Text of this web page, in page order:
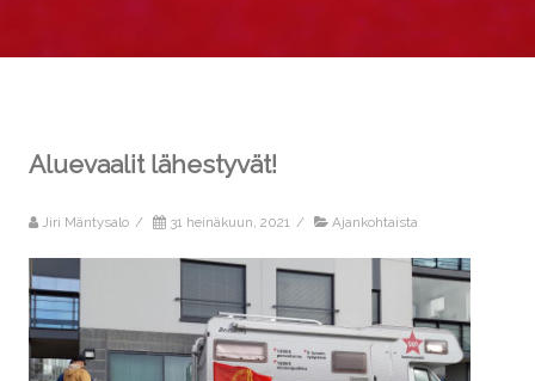
Aluevaalit lähestyvät!
Jiri Mäntysalo / 31 heinäkuun, 2021 / Ajankohtaista